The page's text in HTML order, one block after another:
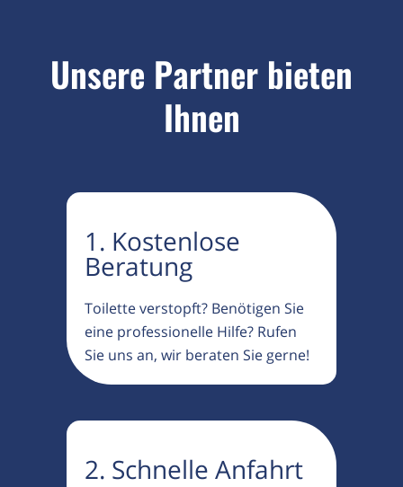
Unsere Partner bieten
Ihnen
1. Kostenlose
Beratung
Toilette verstopft? Benötigen Sie
eine professionelle Hilfe? Rufen
Sie uns an, wir beraten Sie gerne!
2. Schnelle Anfahrt